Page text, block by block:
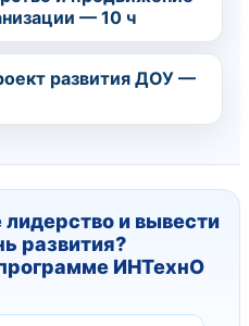
— 10 ч
развития ДОУ —
и вывести
развития?
ИНТехнО